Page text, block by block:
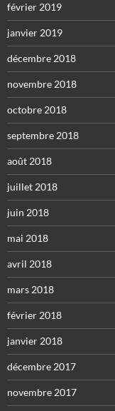
février 2019
janvier 2019
décembre 2018
novembre 2018
octobre 2018
septembre 2018
août 2018
juillet 2018
juin 2018
mai 2018
avril 2018
mars 2018
février 2018
janvier 2018
décembre 2017
novembre 2017